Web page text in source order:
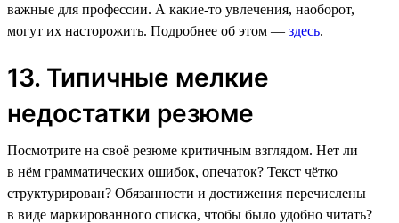
важные для профессии. А какие-то увлечения, наоборот,
могут их насторожить. Подробнее об этом — здесь.
13. Типичные мелкие
недостатки резюме
Посмотрите на своё резюме критичным взглядом. Нет ли
в нём грамматических ошибок, опечаток? Текст чётко
структурирован? Обязанности и достижения перечислены
в виде маркированного списка, чтобы было удобно читать?